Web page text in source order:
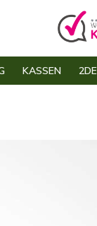
KASSEN
ruimste keuze